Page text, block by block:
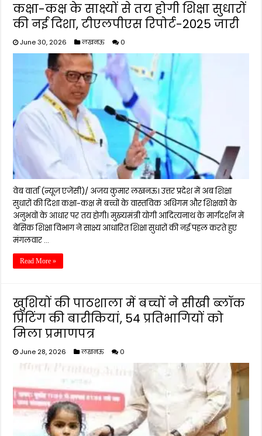
कक्षा-कक्ष के साक्ष्यों से तय होगी शिक्षा सुधारों
की नई दिशा, टीएलपीएस रिपोर्ट-2025 जारी
June 30, 2026 लखनऊ 0
वेब वार्ता (न्यूज़ एजेंसी)/ अजय कुमार लखनऊ। उत्तर प्रदेश में अब शिक्षा
सुधारों की दिशा कक्षा-कक्ष में बच्चों के वास्तविक अधिगम और शिक्षकों के
अनुभवों के आधार पर तय होगी। मुख्यमंत्री योगी आदित्यनाथ के मार्गदर्शन में
बेसिक शिक्षा विभाग ने साक्ष्य आधारित शिक्षा सुधारों की नई पहल करते हुए
मंगलवार …
Read More »
खुशियों की पाठशाला में बच्चों ने सीखी ब्लॉक
प्रिंटिंग की बारीकियां, 54 प्रतिभागियों को
मिला प्रमाणपत्र
June 28, 2026 लखनऊ 0